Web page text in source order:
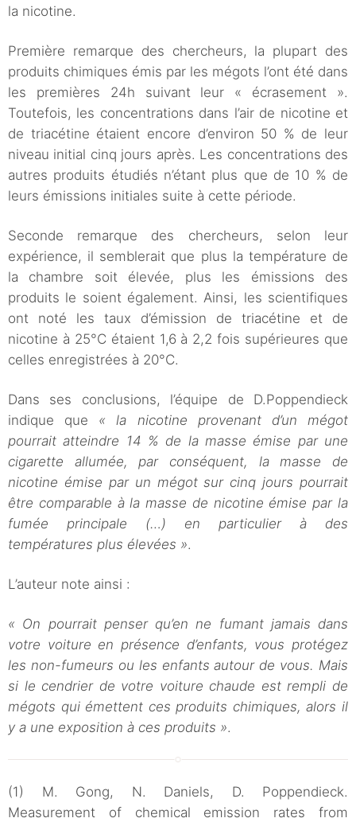
la nicotine.
Première remarque des chercheurs, la plupart des
produits chimiques émis par les mégots l’ont été dans
les premières 24h suivant leur « écrasement ».
Toutefois, les concentrations dans l’air de nicotine et
de triacétine étaient encore d’environ 50 % de leur
niveau initial cinq jours après. Les concentrations des
autres produits étudiés n’étant plus que de 10 % de
leurs émissions initiales suite à cette période.
Seconde remarque des chercheurs, selon leur
expérience, il semblerait que plus la température de
la chambre soit élevée, plus les émissions des
produits le soient également. Ainsi, les scientifiques
ont noté les taux d’émission de triacétine et de
nicotine à 25°C étaient 1,6 à 2,2 fois supérieures que
celles enregistrées à 20°C.
Dans ses conclusions, l’équipe de D.Poppendieck
indique que « la nicotine provenant d’un mégot
pourrait atteindre 14 % de la masse émise par une
cigarette allumée, par conséquent, la masse de
nicotine émise par un mégot sur cinq jours pourrait
être comparable à la masse de nicotine émise par la
fumée principale (…) en particulier à des
températures plus élevées ».
L’auteur note ainsi :
« On pourrait penser qu’en ne fumant jamais dans
votre voiture en présence d’enfants, vous protégez
les non-fumeurs ou les enfants autour de vous. Mais
si le cendrier de votre voiture chaude est rempli de
mégots qui émettent ces produits chimiques, alors il
y a une exposition à ces produits ».
(1) M. Gong, N. Daniels, D. Poppendieck.
Measurement of chemical emission rates from